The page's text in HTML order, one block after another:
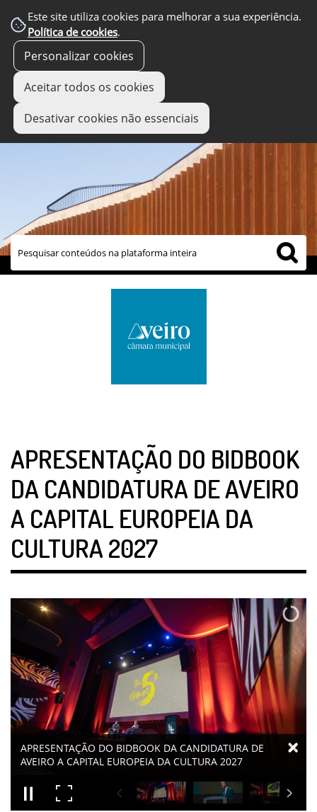
Este site utiliza cookies para melhorar a sua experiência.
Política de cookies.
Personalizar cookies
Aceitar todos os cookies
Desativar cookies não essenciais
links úteis
APRESENTAÇÃO DO BIDBOOK
DA CANDIDATURA DE AVEIRO
A CAPITAL EUROPEIA DA
CULTURA 2027
APRESENTAÇÃO DO BIDBOOK DA CANDIDATURA DE
AVEIRO A CAPITAL EUROPEIA DA CULTURA 2027